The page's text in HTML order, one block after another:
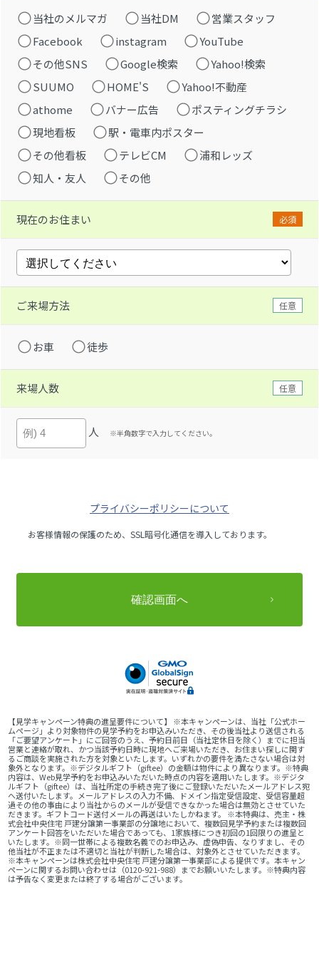
当社のメルマガ 当社DM
営業スタッフ
Facebook
instagram
YouTube
その他SNS
Google検索
Yahoo!検索
SUUMO
HOME'S
Yahoo!不動産
athome
バナー広告
ポスティングチラシ
現地看板
駅・電車内ポスター
その他看板
テレビCM
浦和レッズ
知人・友人
その他
現在のお住まい 必須
ご来場方法 任意
お車 徒歩
来場人数 任意
人 ※半角数字で入力してください。
プライバシーポリシーについて
お客様情報の保護のため、SSL暗号化通信を導入しております。
【見学キャンペーン特典の進呈要件について】 ※本キャンペーンは、当社「公式ホー
ムページ」より対象物件の見学予約をお申込みいただき、その後当社より送信される
「ご要望アンケート」にご回答のうえ、予約日前日（当社定休日を除く）までに担当
営業と連絡が取れ、かつ当該予約日時に現地へご来場いただき、お住まい探しに関す
るご商談を実施された方を対象といたします。いずれかの要件を満たさない場合は対
象外となります。※デジタルギフト（giftee）の金額は物件により異なります。※特典
内容は、Web見学予約をお申込みいただいた時点の内容を適用いたします。※デジタ
ルギフト（giftee）は、当社所定の手続き完了後にご登録いただいたメールアドレス宛
へ送付いたします。メールアドレスの入力不備、ドメイン指定受信設定、受信容量超
過その他の事由により当社からのメールが受信できなかった場合は無効とさせていた
だきます。ギフトコード送付メールの再送はいたしかねます。 ※本特典は、売主・株
式会社中央住宅 戸建分譲第一事業部の分譲地において、複数回見学予約または複数回
アンケート回答をいただいた場合であっても、1家族様につき初回の1回限りの進呈と
いたします。※同一世帯による複数名義でのお申込み、虚偽申告、なりすまし、その
他当社が不正または不適切と当社が判断した場合は、対象外とさせていただきます。
※本キャンペーンは株式会社中央住宅 戸建分譲第一事業部による提供です。本キャン
ペーンに関するお問い合わせは（0120-921-988）までお願いいたします。※特典内容
は予告なく変更または終了する場合がございます。